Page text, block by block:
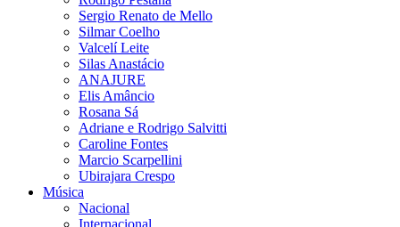
Sergio Renato de Mello
Silmar Coelho
Valcelí Leite
Silas Anastácio
ANAJURE
Elis Amâncio
Rosana Sá
Adriane e Rodrigo Salvitti
Caroline Fontes
Marcio Scarpellini
Ubirajara Crespo
Música
Nacional
Internacional